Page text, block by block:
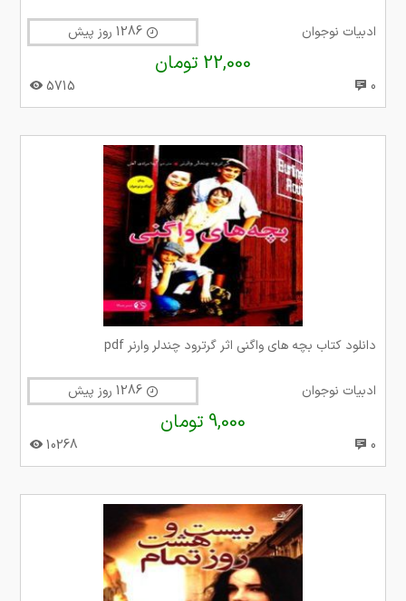
ادبیات نوجوان 1286 روز پیش
22,000 تومان
0
5715
دانلود کتاب بچه های واگنی اثر گرترود چندلر وارنر pdf
ادبیات نوجوان 1286 روز پیش
9,000 تومان
0
10268